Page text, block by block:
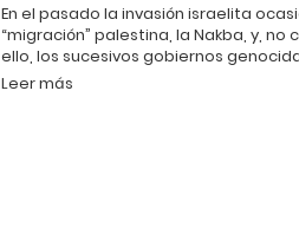
En el pasado la invasión israelita
“migración” palestina, la Nakba, y, no
ello, los sucesivos gobiernos
continuaron con una política de
Leer más